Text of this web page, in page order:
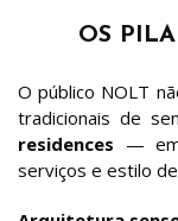
OS
O público NOLT
tradicionais de
residences —
serviços e estilo